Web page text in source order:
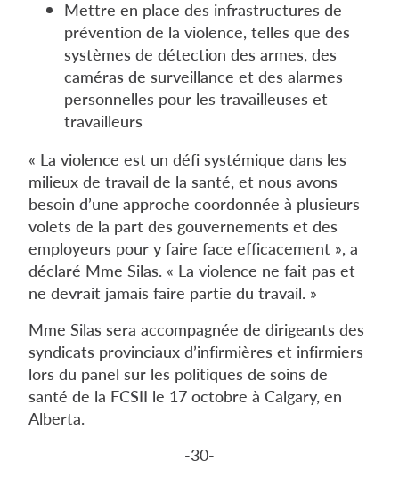
Mettre en place des infrastructures de
prévention de la violence, telles que des
systèmes de détection des armes, des
caméras de surveillance et des alarmes
personnelles pour les travailleuses et
travailleurs
« La violence est un défi systémique dans les
milieux de travail de la santé, et nous avons
besoin d’une approche coordonnée à plusieurs
volets de la part des gouvernements et des
employeurs pour y faire face efficacement », a
déclaré Mme Silas. « La violence ne fait pas et
ne devrait jamais faire partie du travail. »
Mme Silas sera accompagnée de dirigeants des
syndicats provinciaux d’infirmières et infirmiers
lors du panel sur les politiques de soins de
santé de la FCSII le 17 octobre à Calgary, en
Alberta.
-30-